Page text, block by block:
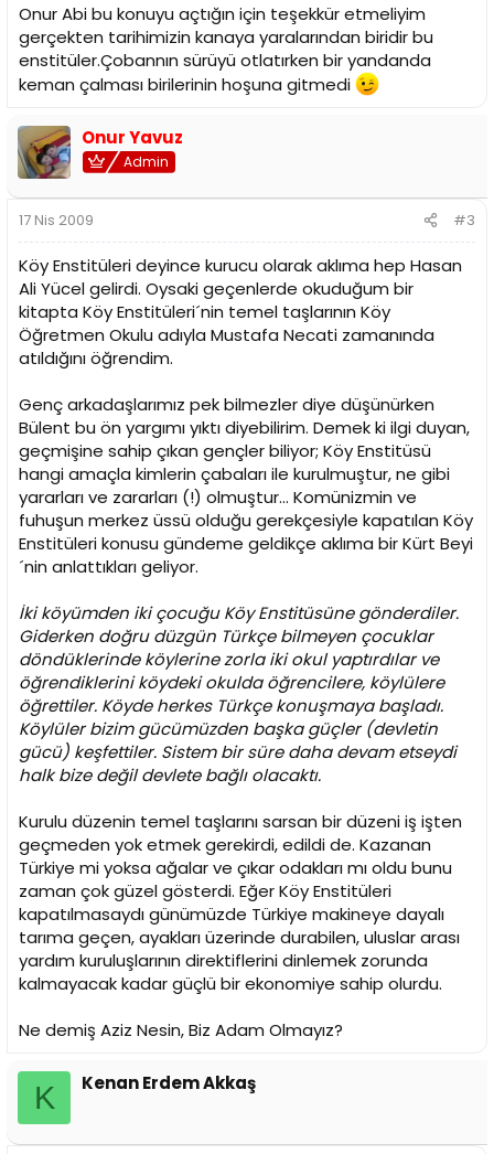
Onur Abi bu konuyu açtığın için teşekkür etmeliyim
gerçekten tarihimizin kanaya yaralarından biridir bu
enstitüler.Çobannın sürüyü otlatırken bir yandanda
keman çalması birilerinin hoşuna gitmedi
Onur Yavuz
Admin
17 Nis 2009 #3
Köy Enstitüleri deyince kurucu olarak aklıma hep Hasan
Ali Yücel gelirdi. Oysaki geçenlerde okuduğum bir
kitapta Köy Enstitüleri´nin temel taşlarının Köy
Öğretmen Okulu adıyla Mustafa Necati zamanında
atıldığını öğrendim.
Genç arkadaşlarımız pek bilmezler diye düşünürken
Bülent bu ön yargımı yıktı diyebilirim. Demek ki ilgi duyan,
geçmişine sahip çıkan gençler biliyor; Köy Enstitüsü
hangi amaçla kimlerin çabaları ile kurulmuştur, ne gibi
yararları ve zararları (!) olmuştur... Komünizmin ve
fuhuşun merkez üssü olduğu gerekçesiyle kapatılan Köy
Enstitüleri konusu gündeme geldikçe aklıma bir Kürt Beyi
´nin anlattıkları geliyor.
İki köyümden iki çocuğu Köy Enstitüsüne gönderdiler.
Giderken doğru düzgün Türkçe bilmeyen çocuklar
döndüklerinde köylerine zorla iki okul yaptırdılar ve
öğrendiklerini köydeki okulda öğrencilere, köylülere
öğrettiler. Köyde herkes Türkçe konuşmaya başladı.
Köylüler bizim gücümüzden başka güçler (devletin
gücü) keşfettiler. Sistem bir süre daha devam etseydi
halk bize değil devlete bağlı olacaktı.
Kurulu düzenin temel taşlarını sarsan bir düzeni iş işten
geçmeden yok etmek gerekirdi, edildi de. Kazanan
Türkiye mi yoksa ağalar ve çıkar odakları mı oldu bunu
zaman çok güzel gösterdi. Eğer Köy Enstitüleri
kapatılmasaydı günümüzde Türkiye makineye dayalı
tarıma geçen, ayakları üzerinde durabilen, uluslar arası
yardım kuruluşlarının direktiflerini dinlemek zorunda
kalmayacak kadar güçlü bir ekonomiye sahip olurdu.
Ne demiş Aziz Nesin, Biz Adam Olmayız?
K Kenan Erdem Akkaş